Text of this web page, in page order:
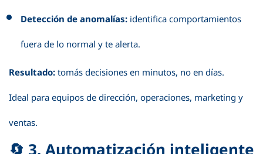
Detección de anomalías: identifica comportamientos
fuera de lo normal y te alerta.
Resultado: tomás decisiones en minutos, no en días.
Ideal para equipos de dirección, operaciones, marketing y
ventas.
🔄 3. Automatización inteligente